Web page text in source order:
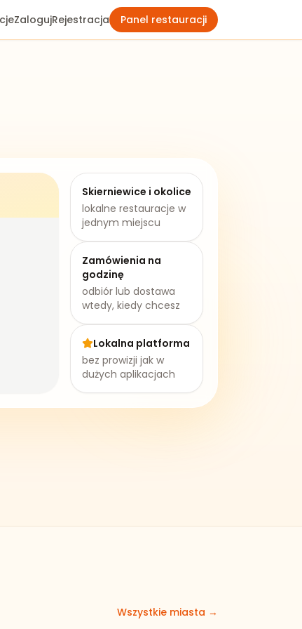
ZalogujRejestracja Panel restauracji
Skierniewice i okolice
lokalne restauracje w
jednym miejscu
Zamówienia na
godzinę
odbiór lub dostawa
wtedy, kiedy chcesz
Lokalna platforma
bez prowizji jak w
dużych aplikacjach
Wszystkie miasta →